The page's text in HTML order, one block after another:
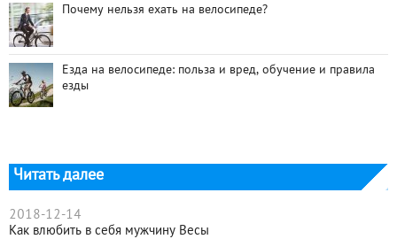
Почему нельзя ехать на велосипеде?
Езда на велосипеде: польза и вред, обучение и правила
езды
Читать далее
2018-12-14
Как влюбить в себя мужчину Весы